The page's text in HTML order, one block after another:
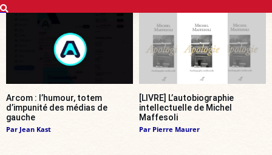
Arcom : l’humour, totem
d’impunité des médias de
gauche
Par Jean Kast
[LIVRE] L’autobiographie
intellectuelle de Michel
Maffesoli
Par Pierre Maurer